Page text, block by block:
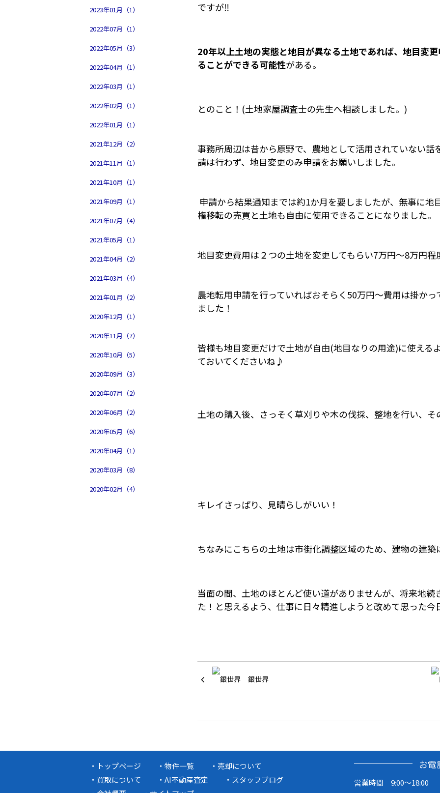
2023年01月（1）
2022年07月（1）
2022年05月（3）
2022年04月（1）
2022年03月（1）
2022年02月（1）
2022年01月（1）
2021年12月（2）
2021年11月（1）
2021年10月（1）
2021年09月（1）
2021年07月（4）
2021年05月（1）
2021年04月（2）
2021年03月（4）
2021年01月（2）
2020年12月（1）
2020年11月（7）
2020年10月（5）
2020年09月（3）
2020年07月（2）
2020年06月（2）
2020年05月（6）
2020年04月（1）
2020年03月（8）
2020年02月（4）
ですが‼
20年以上土地の実態と地目が異なる土地であれば、地目変
ることができる可能性がある。
とのこと！(土地家屋調査士の先生へ相談しました。)
事務所周辺は昔から原野で、農地として活用されていない話
請は行わず、地目変更のみ申請をお願いしました。
申請から結果通知までは約1か月を要しましたが、無事に地
権移転の売買と土地も自由に使用できることになりました。
地目変更費用は２つの土地を変更してもらい7万円～8万円程
農地転用申請を行っていればおそらく50万円～費用は掛か
ました！
皆様も地目変更だけで土地が自由(地目なりの用途)に使える
ておいてくださいね♪
土地の購入後、さっそく草刈りや木の伐採、整地を行い、
キレイさっぱり、見晴らしがいい！
ちなみにこちらの土地は市街化調整区域のため、建物の建築
当面の間、土地のほとんど使い道がありませんが、将来地続
た！と思えるよう、仕事に日々精進しようと改めて思った今
銀世界
トップページ 物件一覧
売却について
買取について
AI不動産査定
スタッフブログ
お電
営業時間 9:00～18:00